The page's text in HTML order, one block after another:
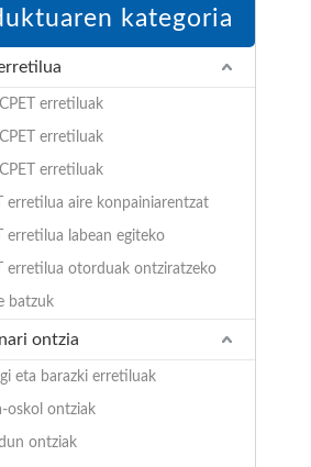
kategoria
erretiluak
erretiluak
erretiluak
erretilua aire konpainiarentzat
erretilua labean egiteko
erretilua otorduak ontziratzeko
batzuk
ontzia
eta barazki erretiluak
oskol ontziak
ontziak